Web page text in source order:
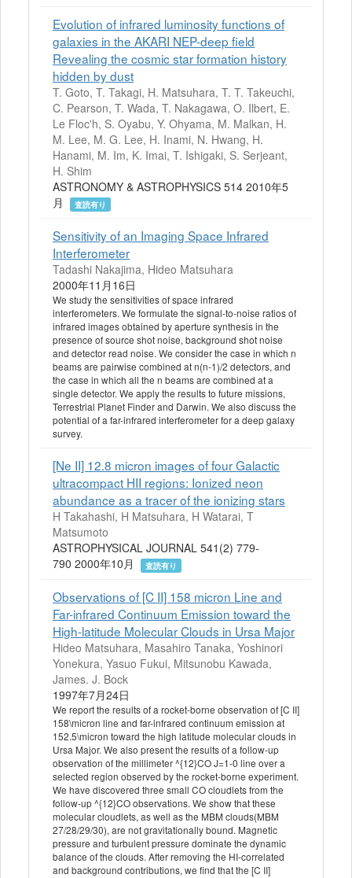
Evolution of infrared luminosity functions of
galaxies in the AKARI NEP-deep field
Revealing the cosmic star formation history
hidden by dust
T. Goto, T. Takagi, H. Matsuhara, T. T. Takeuchi,
C. Pearson, T. Wada, T. Nakagawa, O. Ilbert, E.
Le Floc'h, S. Oyabu, Y. Ohyama, M. Malkan, H.
M. Lee, M. G. Lee, H. Inami, N. Hwang, H.
Hanami, M. Im, K. Imai, T. Ishigaki, S. Serjeant,
H. Shim
ASTRONOMY & ASTROPHYSICS 514 2010年5
月
査読有り
Sensitivity of an Imaging Space Infrared
Interferometer
Tadashi Nakajima, Hideo Matsuhara
2000年11月16日
We study the sensitivities of space infrared
interferometers. We formulate the signal-to-noise ratios of
infrared images obtained by aperture synthesis in the
presence of source shot noise, background shot noise
and detector read noise. We consider the case in which n
beams are pairwise combined at n(n-1)/2 detectors, and
the case in which all the n beams are combined at a
single detector. We apply the results to future missions,
Terrestrial Planet Finder and Darwin. We also discuss the
potential of a far-infrared interferometer for a deep galaxy
survey.
[Ne II] 12.8 micron images of four Galactic
ultracompact HII regions: Ionized neon
abundance as a tracer of the ionizing stars
H Takahashi, H Matsuhara, H Watarai, T
Matsumoto
ASTROPHYSICAL JOURNAL 541(2) 779-
790 2000年10月
査読有り
Observations of [C II] 158 micron Line and
Far-infrared Continuum Emission toward the
High-latitude Molecular Clouds in Ursa Major
Hideo Matsuhara, Masahiro Tanaka, Yoshinori
Yonekura, Yasuo Fukui, Mitsunobu Kawada,
James. J. Bock
1997年7月24日
We report the results of a rocket-borne observation of [C II]
158\micron line and far-infrared continuum emission at
152.5\micron toward the high latitude molecular clouds in
Ursa Major. We also present the results of a follow-up
observation of the millimeter ^{12}CO J=1-0 line over a
selected region observed by the rocket-borne experiment.
We have discovered three small CO cloudlets from the
follow-up ^{12}CO observations. We show that these
molecular cloudlets, as well as the MBM clouds(MBM
27/28/29/30), are not gravitationally bound. Magnetic
pressure and turbulent pressure dominate the dynamic
balance of the clouds. After removing the HI-correlated
and background contributions, we find that the [C II]